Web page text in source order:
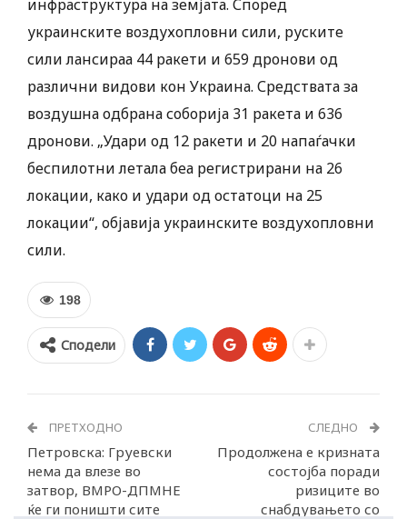
инфраструктура на земјата. Според
украинските воздухопловни сили, руските
сили лансираа 44 ракети и 659 дронови од
различни видови кон Украина. Средствата за
воздушна одбрана соборија 31 ракета и 636
дронови. „Удари од 12 ракети и 20 напаѓачки
беспилотни летала беа регистрирани на 26
локации, како и удари од остатоци на 25
локации“, објавија украинските воздухопловни
сили.
198
Сподели
ПРЕТХОДНО
Петровска: Груевски
нема да влезе во
затвор, ВМРО-ДПМНЕ
ќе ги поништи сите
СЛЕДНО
Продолжена е кризната
состојба поради
ризиците во
снабдувањето со